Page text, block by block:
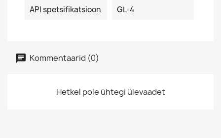
API spetsifikatsioon GL-4
Kommentaarid (0)
Hetkel pole ühtegi ülevaadet